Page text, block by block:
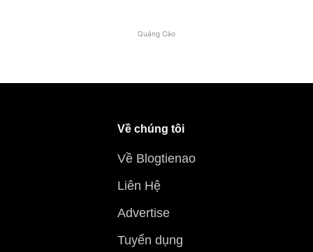
Quảng Cáo
Về chúng tôi
Về Blogtienao
Liên Hệ
Advertise
Tuyển dụng